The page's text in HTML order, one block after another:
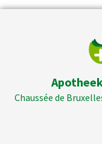
Chaussée de